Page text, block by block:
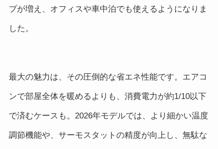
プが増え、オフィスや車中泊でも使えるようになりま
した。
最大の魅力は、その圧倒的な省エネ性能です。エアコ
ンで部屋全体を暖めるよりも、消費電力が約1/10以下
で済むケースも。2026年モデルでは、より細かい温度
調節機能や、サーモスタットの精度が向上し、無駄な